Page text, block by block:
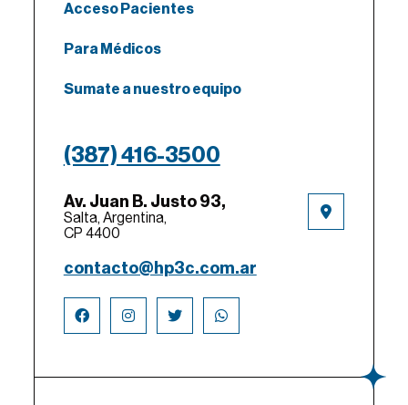
Acceso Pacientes
Para Médicos
Sumate a nuestro equipo
(387) 416-3500
Av. Juan B. Justo 93,
Salta, Argentina,
CP 4400
contacto@hp3c.com.ar